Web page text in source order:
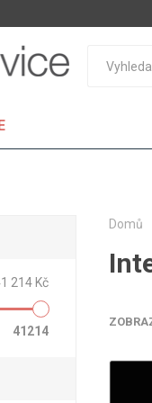
MDF
Lehčené
Domů
214 Kč
41214